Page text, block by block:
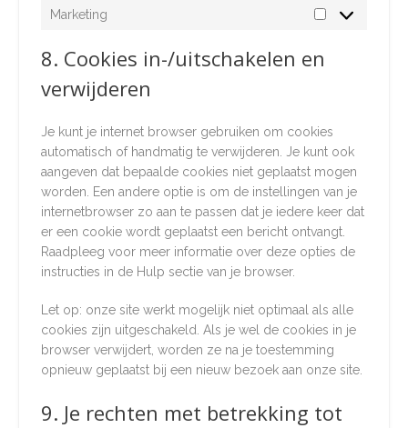
Marketing
Marketing
8. Cookies in-/uitschakelen en
verwijderen
Je kunt je internet browser gebruiken om cookies
automatisch of handmatig te verwijderen. Je kunt ook
aangeven dat bepaalde cookies niet geplaatst mogen
worden. Een andere optie is om de instellingen van je
internetbrowser zo aan te passen dat je iedere keer dat
er een cookie wordt geplaatst een bericht ontvangt.
Raadpleeg voor meer informatie over deze opties de
instructies in de Hulp sectie van je browser.
Let op: onze site werkt mogelijk niet optimaal als alle
cookies zijn uitgeschakeld. Als je wel de cookies in je
browser verwijdert, worden ze na je toestemming
opnieuw geplaatst bij een nieuw bezoek aan onze site.
9. Je rechten met betrekking tot